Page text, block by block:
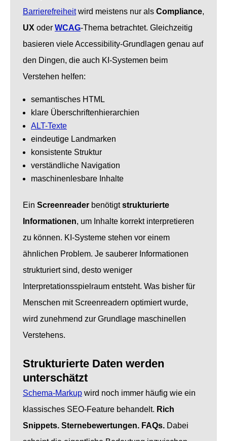
Barrierefreiheitwird meistens nur als Compliance,
UX oder WCAG-Thema betrachtet. Gleichzeitig
basieren viele Accessibility-Grundlagen genau auf
den Dingen, die auch KI-Systemen beim
Verstehen helfen:
semantisches HTML
klare Überschriftenhierarchien
ALT-Texte
eindeutige Landmarken
konsistente Struktur
verständliche Navigation
maschinenlesbare Inhalte
Ein Screenreader benötigtstrukturierte
Informationen, um Inhalte korrekt interpretieren
zu können. KI-Systeme stehen vor einem
ähnlichen Problem. Je sauberer Informationen
strukturiert sind, desto weniger
Interpretationsspielraum entsteht. Was bisher für
Menschen mit Screenreadern optimiert wurde,
wird zunehmend zur Grundlage maschinellen
Verstehens.
Strukturierte Daten werden
unterschätzt
Schema-Markup wird noch immer häufig wie ein
klassisches SEO-Feature behandelt. Rich
Snippets. Sternebewertungen. FAQs. Dabei